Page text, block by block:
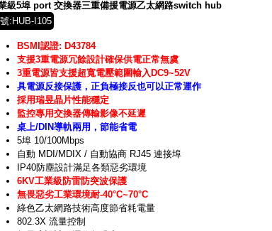
級5埠 port 交換器三重備援電源乙太網路switch hub
:HUB-I105
BSMI認證: D43784
支援3重電源冗餘設計確保供電正常無虞
3重電源皆支援超寬電壓範圍輸入DC9~52V
具電源反接保護，正負極接反也可以正常運作
採用瑞昱晶片性能穩定
監控專用交換器傳輸影像不延遲
桌上/DIN導軌兩用，節能省電
5埠 10/100Mbps
自動 MDI/MDIX / 自動協商 RJ45 連接埠
IP40防塵設計滿足各類惡劣環境
6KV工業級防雷防突波保護
無畏惡劣工業環境耐-40°C~70°C
綠色乙太網路技術高度節省耗電量
802.3X 流量控制